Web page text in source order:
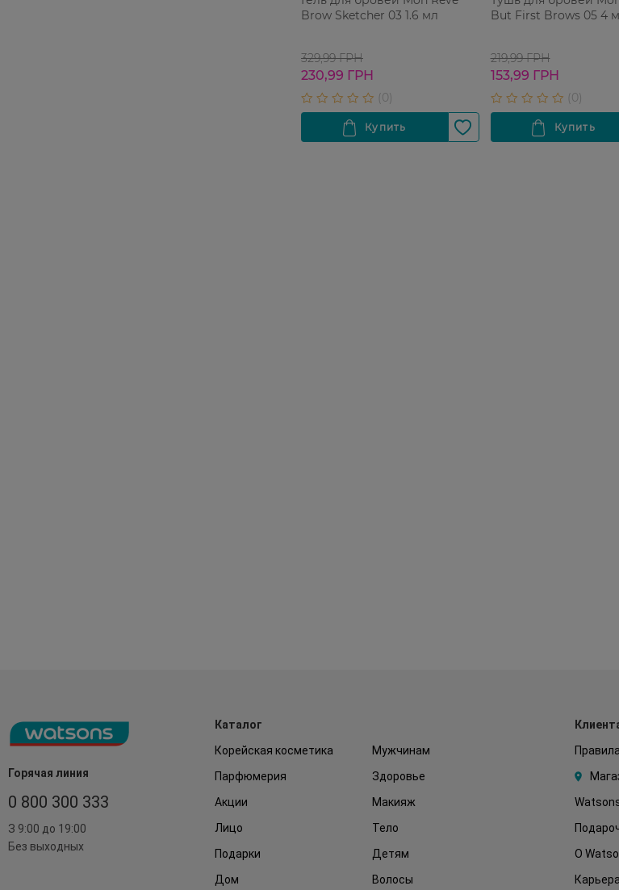
Brow Sketcher 03 1.6 мл
329,99 ГРН
230,99 ГРН
But First Brows 05 4
219,99 ГРН
153,99 ГРН
Горячая линия
0 800 300 333
З 9:00 до 19:00
Без выходных
Каталог
Корейская косметика
Мужчинам
Парфюмерия
Здоровье
Акции
Макияж
Лицо
Тело
Подарки
Детям
Дом
Волосы
О